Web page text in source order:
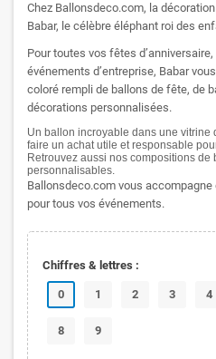
Chez Ballonsdeco.com, la
Babar, le célèbre éléphant roi des
Pour toutes vos fêtes
événements d’entreprise, Babar
coloré rempli de ballons de fête, de
décorations personnalisées.
Un ballon incroyable dans une vitrine
faire un achat utile et responsable
Retrouvez aussi nos compositions
personnalisables.
Ballonsdeco.com vous
pour tous vos événements.
Chiffres & lettres :
0 1 2 3 4
8 9